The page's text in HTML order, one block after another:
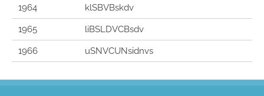
1964
klSBVBskdv
1965 liBSLDVCBsdv
1966 uSNVCUNsidnvs